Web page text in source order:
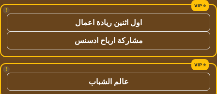
!
اول اثنين ريادة اعمال
مشاركة ارباح ادسنس
!
عالم الشباب